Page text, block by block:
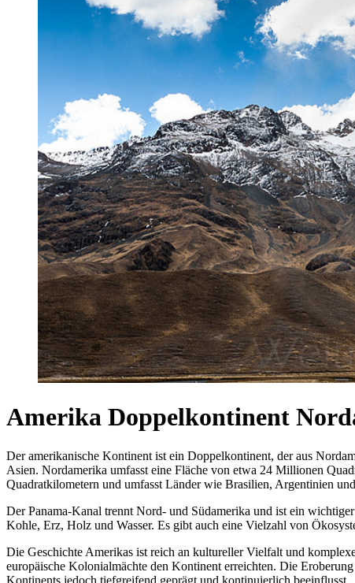
Amerika Doppelkontinent
Der amerikanische Kontinent ist ein Doppelkontinent, der aus
Asien. Nordamerika umfasst eine Fläche von etwa 24 Millionen
Quadratkilometern und umfasst Länder wie Brasilien, Argentinien
Der Panama-Kanal trennt Nord- und Südamerika und ist ein
Kohle, Erz, Holz und Wasser. Es gibt auch eine Vielzahl von
Die Geschichte Amerikas ist reich an kultureller Vielfalt und
europäische Kolonialmächte den Kontinent erreichten. Die
Kontinents jedoch tiefgreifend geprägt und kontinuierlich beeinflusst.